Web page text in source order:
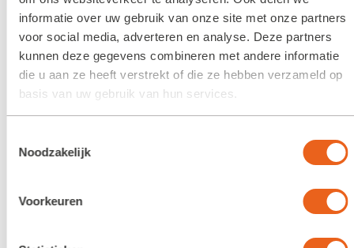
informatie over uw gebruik van onze site met onze partners
voor social media, adverteren en analyse. Deze partners
kunnen deze gegevens combineren met andere informatie
die u aan ze heeft verstrekt of die ze hebben verzameld op
basis van uw gebruik van hun services.
Noodzakelijk
Voorkeuren
De Lentefair is al jaren een publieksfavoriet met haar
hoge bezoekersaantallen, meer dan honderd
standhouders en verrassende programmering. Hoewel
groots blijft de Lentefair vertrouwd. Bezoekers treffen
altijd wel een bekende en de sfeer is gemoedelijk.
Samen wordt het buitenleven gevierd. Rondom de
boomgaard combineert de Lentefair de thema’s